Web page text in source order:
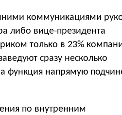
коммуникациями
либо вице-президента
только в 23%
сразу несколько
функция напрямую
по внутренним